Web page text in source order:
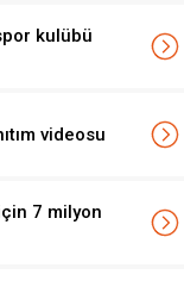
kulübü
videosu
7 milyon